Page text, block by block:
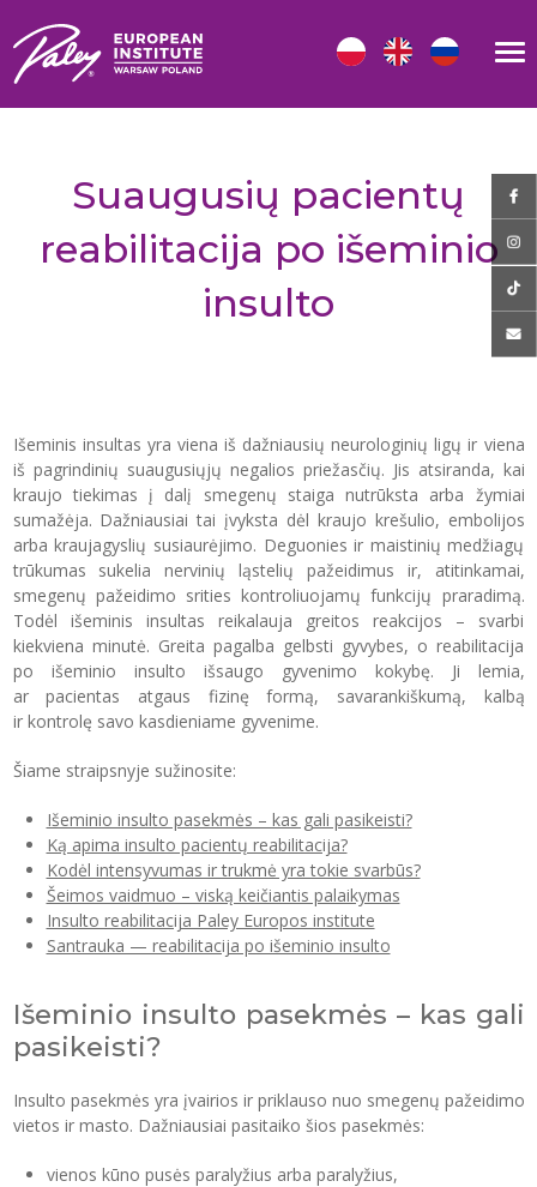
Suaugusių pacientų
reabilitacija po išeminio
insulto
Išeminis insultas yra viena iš dažniausių neurologinių ligų ir viena
iš pagrindinių suaugusiųjų negalios priežasčių. Jis atsiranda, kai
kraujo tiekimas į dalį smegenų staiga nutrūksta arba žymiai
sumažėja. Dažniausiai tai įvyksta dėl kraujo krešulio, embolijos
arba kraujagyslių susiaurėjimo. Deguonies ir maistinių medžiagų
trūkumas sukelia nervinių ląstelių pažeidimus ir, atitinkamai,
smegenų pažeidimo srities kontroliuojamų funkcijų praradimą.
Todėl išeminis insultas reikalauja greitos reakcijos – svarbi
kiekviena minutė. Greita pagalba gelbsti gyvybes, o reabilitacija
po išeminio insulto išsaugo gyvenimo kokybę. Ji lemia,
ar pacientas atgaus fizinę formą, savarankiškumą, kalbą
ir kontrolę savo kasdieniame gyvenime.
Šiame straipsnyje sužinosite:
Išeminio insulto pasekmės – kas gali pasikeisti?
Ką apima insulto pacientų reabilitacija?
Kodėl intensyvumas ir trukmė yra tokie svarbūs?
Šeimos vaidmuo – viską keičiantis palaikymas
Insulto reabilitacija Paley Europos institute
Santrauka — reabilitacija po išeminio insulto
Išeminio insulto pasekmės – kas gali
pasikeisti?
Insulto pasekmės yra įvairios ir priklauso nuo smegenų pažeidimo
vietos ir masto. Dažniausiai pasitaiko šios pasekmės:
vienos kūno pusės paralyžius arba paralyžius,